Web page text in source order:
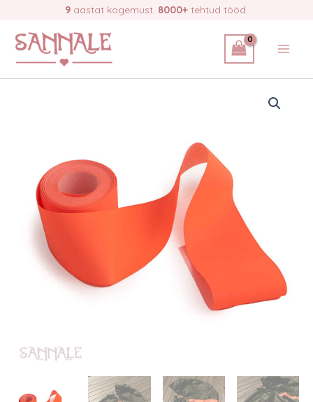
content
9 aastat kogemust. 8000+ tehtud tööd.
oranz